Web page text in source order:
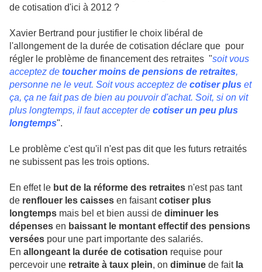
de cotisation d'ici à 2012 ?
Xavier Bertrand pour justifier le choix libéral de
l'allongement de la durée de cotisation déclare que pour
régler le problème de financement des retraites "soit vous
acceptez de toucher moins de pensions de retraites,
personne ne le veut. Soit vous acceptez de cotiser plus et
ça, ça ne fait pas de bien au pouvoir d'achat. Soit, si on vit
plus longtemps, il faut accepter de cotiser un peu plus
longtemps".
Le problème c'est qu'il n'est pas dit que les futurs retraités
ne subissent pas les trois options.
En effet le but de la réforme des retraites n'est pas tant
de renflouer les caisses en faisantcotiser plus
longtemps mais bel et bien aussi de diminuer les
dépenses en baissant le montant effectif des pensions
versées pour une part importante des salariés.
En allongeant la durée de cotisation requise pour
percevoir une retraite à taux plein, on diminue de fait la